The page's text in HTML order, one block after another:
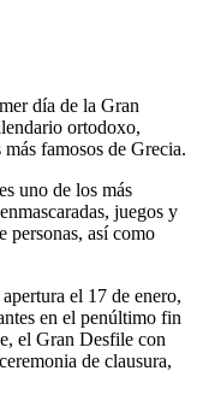
día de la Gran
ortodoxo,
famosos de Grecia.
uno de los más
juegos y
personas, así como
el 17 de enero,
en el penúltimo fin
el Gran Desfile con
de clausura,